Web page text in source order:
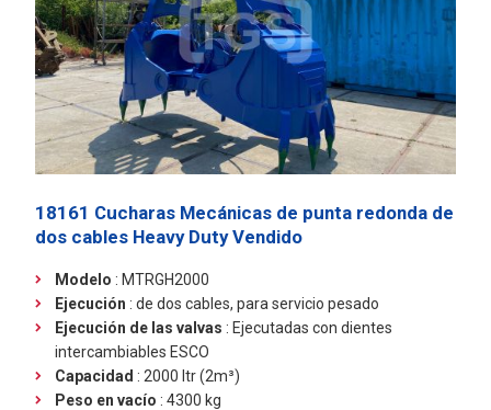
18161 Cucharas Mecánicas de punta redonda de
dos cables Heavy DutyVendido
Modelo : MTRGH2000
Ejecución : de dos cables, para servicio pesado
Ejecución de las valvas : Ejecutadas con dientes
intercambiables ESCO
Capacidad : 2000 ltr (2m³)
Peso en vacío : 4300 kg